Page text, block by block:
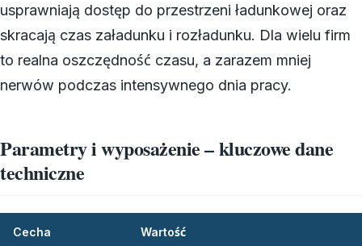
usprawniają dostęp do przestrzeni ładunkowej oraz
skracają czas załadunku i rozładunku. Dla wielu firm
to realna oszczędność czasu, a zarazem mniej
nerwów podczas intensywnego dnia pracy.
Parametry i wyposażenie – kluczowe dane
techniczne
Cecha Wartość